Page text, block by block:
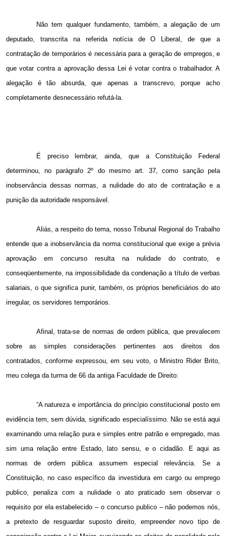
Não tem qualquer fundamento, também, a alegação de um
deputado, transcrita na referida notícia de O Liberal, de que a
contratação de temporários é necessária para a geração de empregos, e
que votar contra a aprovação dessa Lei é votar contra o trabalhador. A
alegação é tão absurda, que apenas a transcrevo, porque acho
completamente desnecessário refutá-la.
É preciso lembrar, ainda, que a Constituição Federal
determinou, no parágrafo 2º do mesmo art. 37, como sanção pela
inobservância dessas normas, a nulidade do ato de contratação e a
punição da autoridade responsável.
Aliás, a respeito do tema, nosso Tribunal Regional do Trabalho
entende que a inobservância da norma constitucional que exige a prévia
aprovação em concurso resulta na nulidade do contrato, e
conseqüentemente, na impossibilidade da condenação a título de verbas
salariais, o que significa punir, também, os próprios beneficiários do ato
irregular, os servidores temporários.
Afinal, trata-se de normas de ordem pública, que prevalecem
sobre as simples considerações pertinentes aos direitos dos
contratados, conforme expressou, em seu voto, o Ministro Rider Brito,
meu colega da turma de 66 da antiga Faculdade de Direito:
“A natureza e importância do princípio constitucional posto em
evidência tem, sem dúvida, significado especialíssimo. Não se está aqui
examinando uma relação pura e simples entre patrão e empregado, mas
sim uma relação entre Estado, lato sensu, e o cidadão. E aqui as
normas de ordem pública assumem especial relevância. Se a
Constituição, no caso específico da investidura em cargo ou emprego
publico, penaliza com a nulidade o ato praticado sem observar o
requisito por ela estabelecido – o concurso publico – não podemos nós,
a pretexto de resguardar suposto direito, empreender novo tipo de